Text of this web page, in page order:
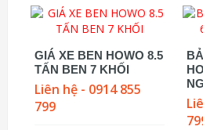
GIÁ XE BEN HOWO 8.5
TẤN BEN 7 KHỐI
Liên hệ - 0914 855
799